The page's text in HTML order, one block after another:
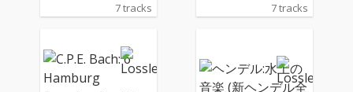
7 tracks 7 tracks